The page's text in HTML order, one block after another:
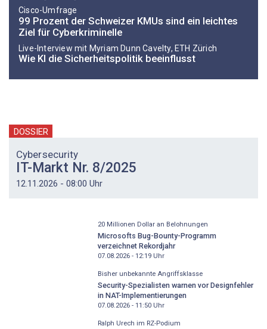
Cisco-Umfrage
99 Prozent der Schweizer KMUs sind ein leichtes
Ziel für Cyberkriminelle
Live-Interview mit Myriam Dunn Cavelty, ETH Zürich
Wie KI die Sicherheitspolitik beeinflusst
DOSSIER
Cybersecurity
IT-Markt Nr. 8/2025
12.11.2026 - 08:00 Uhr
20 Millionen Dollar an Belohnungen
Microsofts Bug-Bounty-Programm
verzeichnet Rekordjahr
07.08.2026 - 12:19Uhr
Bisher unbekannte Angriffsklasse
Security-Spezialisten warnen vor Designfehler
in NAT-Implementierungen
07.08.2026 - 11:50Uhr
Ralph Urech im RZ-Podium